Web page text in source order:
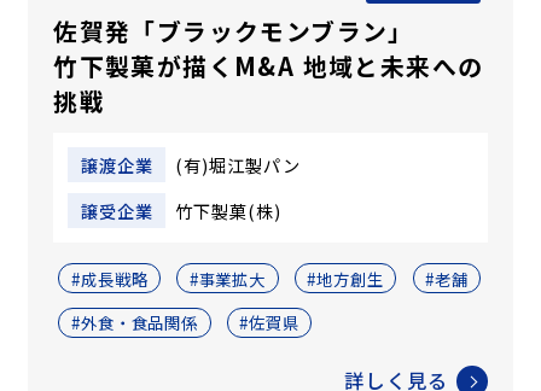
佐賀発「ブラックモンブラン」
竹下製菓が描くM&A 地域と未来への
挑戦
譲渡企業
(有)堀江製パン
譲受企業
竹下製菓(株)
#成長戦略 #事業拡大 #地方創生
#老舗
#外食・食品関係
#佐賀県
詳しく見る